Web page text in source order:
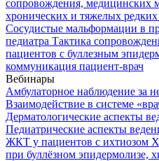
сопровождения, медицинских
хронических и тяжелых
Сосудистые мальформации в
педиатра Тактика
пациентов с буллезным
коммуникация пациент-врач
Вебинары
Амбулаторное наблюдение за
Взаимодействие в системе
Дерматологические аспекты
Педиатрические аспекты
ЖКТ у пациентов с ихтиозом
при буллёзном эпидермолизе,